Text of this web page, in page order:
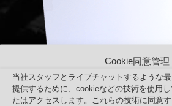
Cookie同意管理
当社スタッフとライブチャットするような
提供するために、cookieなどの技術を使用
たはアクセスします。これらの技術に同意